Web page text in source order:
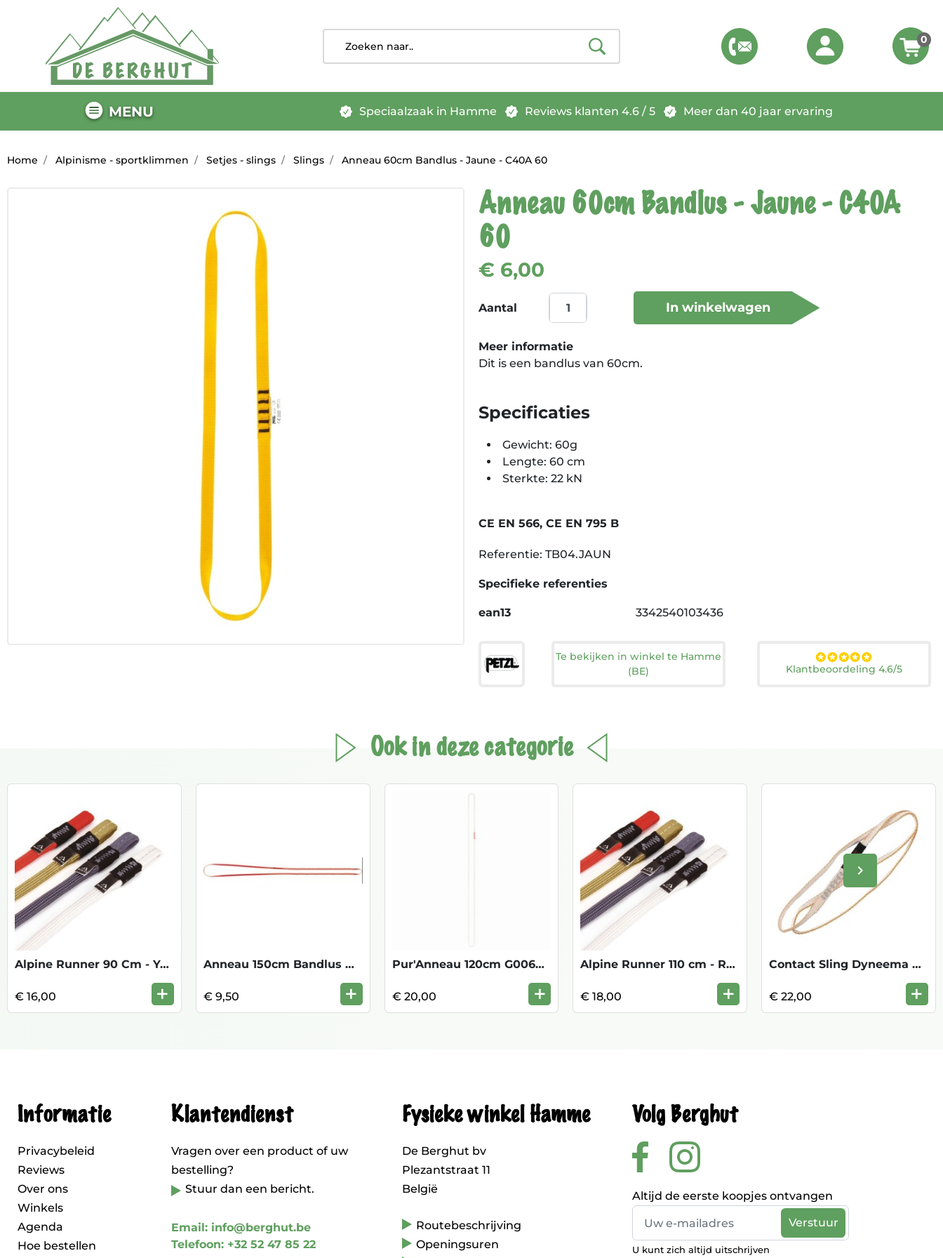
0
MENU Speciaalzaak in Hamme Reviews klanten 4.6 / 5 Meer dan 40 jaar ervaring
Home Alpinisme - sportklimmen Setjes - slings Slings Anneau 60cm Bandlus - Jaune - C40A 60
Anneau 60cm Bandlus - Jaune - C40A
60
€ 6,00
Aantal In winkelwagen
Meer informatie
Dit is een bandlus van 60cm.
Specificaties
Gewicht: 60g
Lengte: 60 cm
Sterkte: 22 kN
CE EN 566, CE EN 795 B
Referentie: TB04.JAUN
Specifieke referenties
ean13 3342540103436
Te bekijken in winkel te Hamme
(BE)
Klantbeoordeling 4.6/5
Ook in deze categorie
Volgende
keyboard_arrow_right
Alpine Runner 90 Cm - Yellow
€ 16,00 +
Anneau 150cm Bandlus C40A 150
€ 9,50 +
Pur'Anneau 120cm G006AA01
€ 20,00 +
Alpine Runner 110 cm - Red
€ 18,00 +
Contact Sling Dyneema 8mm/180cm - Yello
€ 22,00 +
Informatie
Privacybeleid
Reviews
Over ons
Winkels
Agenda
Hoe bestellen
Klantendienst
Vragen over een product of uw
bestelling?
Stuur dan een bericht.
Email: info@berghut.be
Telefoon: +32 52 47 85 22
Fysieke winkel Hamme
De Berghut bv
Plezantstraat 11
België
Routebeschrijving
Openingsuren
Volg Berghut
Altijd de eerste koopjes ontvangen
U kunt zich altijd uitschrijven